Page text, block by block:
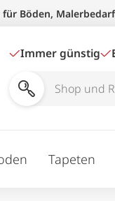
Böden,
Immer günstig
Shop
durchsuchen
Tapeten